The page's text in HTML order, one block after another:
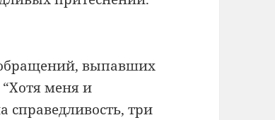
выпавших
меня и
три